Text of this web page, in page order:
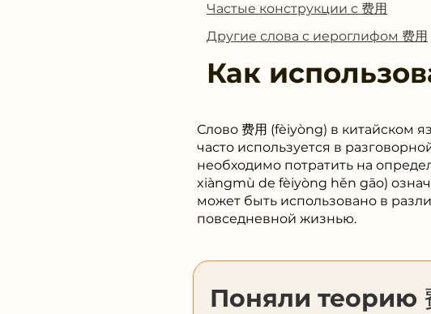
Частые конструкции с 费用
Другие слова с иероглифом 费用
Как
Слово 费用 (fèiyòng) в китайском
часто используется в
необходимо потратить на
xiàngmù de fèiyòng hěn gāo)
может быть использовано в
повседневной жизнью.
Поняли теорию